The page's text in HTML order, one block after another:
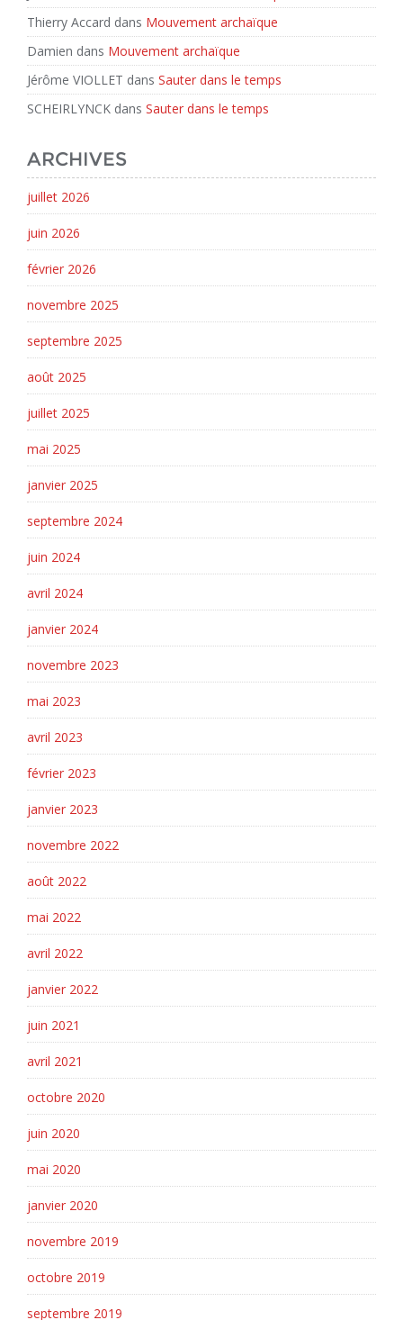
Thierry Accard dans Mouvement archaïque
Damien dans Mouvement archaïque
Jérôme VIOLLET dans Sauter dans le temps
SCHEIRLYNCK dans Sauter dans le temps
ARCHIVES
juillet 2026
juin 2026
février 2026
novembre 2025
septembre 2025
août 2025
juillet 2025
mai 2025
janvier 2025
septembre 2024
juin 2024
avril 2024
janvier 2024
novembre 2023
mai 2023
avril 2023
février 2023
janvier 2023
novembre 2022
août 2022
mai 2022
avril 2022
janvier 2022
juin 2021
avril 2021
octobre 2020
juin 2020
mai 2020
janvier 2020
novembre 2019
octobre 2019
septembre 2019